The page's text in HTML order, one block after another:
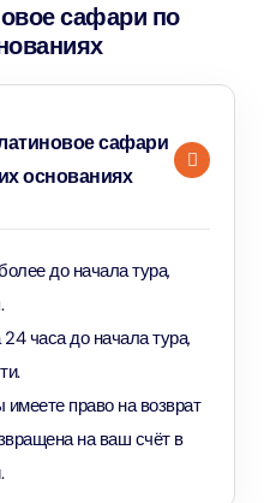
сафари по
сафари
основаниях
до начала тура,
часа до начала тура,
право на возврат
на ваш счёт в